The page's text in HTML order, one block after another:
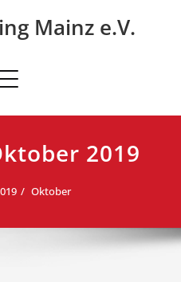
Mainz e.V.
Schalte Navigation
2019
Oktober